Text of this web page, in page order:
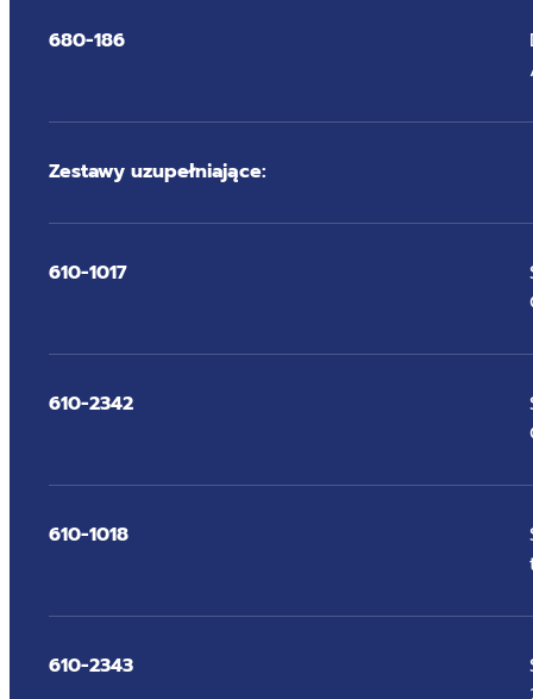
680-186
Zestawy uzupełniające:
610-1017
610-2342
610-1018
610-2343